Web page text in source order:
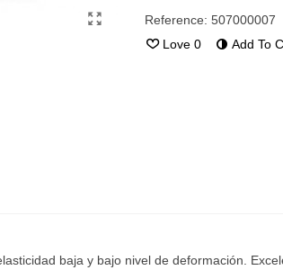
Reference: 507000007
Love 0 Add To
baja y bajo nivel de deformación.